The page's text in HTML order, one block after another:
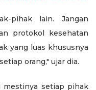
pihak lain. Jangan
protokol kesehatan
yang luas khususnya
orang," ujar dia.
mestinya setiap pihak